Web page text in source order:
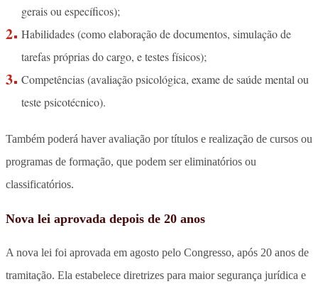
gerais ou específicos);
Habilidades (como elaboração de documentos, simulação de
tarefas próprias do cargo, e testes físicos);
Competências (avaliação psicológica, exame de saúde mental ou
teste psicotécnico).
Também poderá haver avaliação por títulos e realização de cursos ou
programas de formação, que podem ser eliminatórios ou
classificatórios.
Nova lei aprovada depois de 20 anos
A nova lei foi aprovada em agosto pelo Congresso, após 20 anos de
tramitação. Ela estabelece diretrizes para maior segurança jurídica e